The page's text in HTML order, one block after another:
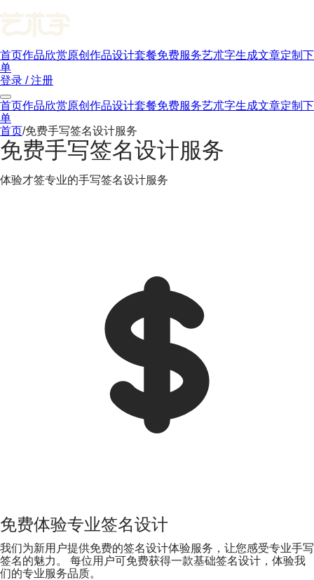
首页作品欣赏原创作品设计套餐免费服务艺朮字生成文章定制下
单
登录 / 注册
首页作品欣赏原创作品设计套餐免费服务艺朮字生成文章定制下
单
首页/免费手写签名设计服务
免费手写签名设计服务
体验才签专业的手写签名设计服务
免费体验专业签名设计
我们为新用户提供免费的签名设计体验服务，让您感受专业手写
签名的魅力。 每位用户可免费获得一款基础签名设计，体验我
们的专业服务品质。